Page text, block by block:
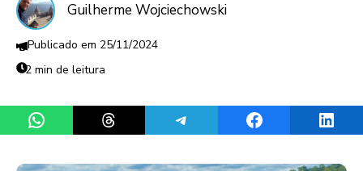
Guilherme Wojciechowski
25/11/2024
2 min de leitura
Share on WhatsAppShare on ThreadsShare on TelegramShare on Facebook